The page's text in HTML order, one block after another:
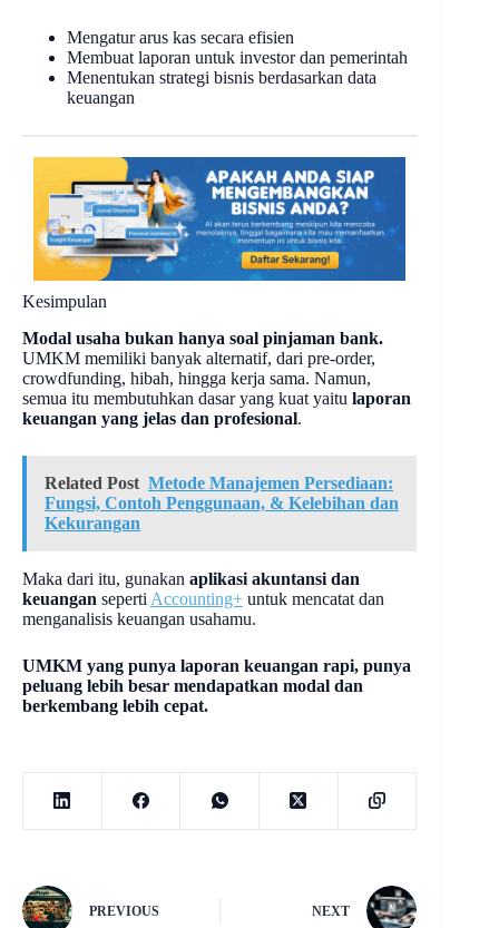
Mengatur arus kas secara efisien
Membuat laporan untuk investor dan pemerintah
Menentukan strategi bisnis berdasarkan data
keuangan
Kesimpulan
Modal usaha bukan hanya soal pinjaman bank.
UMKM memiliki banyak alternatif, dari pre-order,
crowdfunding, hibah, hingga kerja sama. Namun,
semua itu membutuhkan dasar yang kuat yaitu laporan
keuangan yang jelas dan profesional.
Related Post Metode Manajemen Persediaan:
Fungsi, Contoh Penggunaan, & Kelebihan dan
Kekurangan
Maka dari itu, gunakan aplikasi akuntansi dan
keuangan seperti Accounting+ untuk mencatat dan
menganalisis keuangan usahamu.
UMKM yang punya laporan keuangan rapi, punya
peluang lebih besar mendapatkan modal dan
berkembang lebih cepat.
PREVIOUS NEXT